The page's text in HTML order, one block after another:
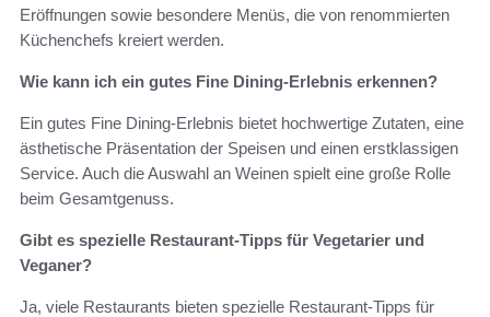
Eröffnungen sowie besondere Menüs, die von renommierten
Küchenchefs kreiert werden.
Wie kann ich ein gutes Fine Dining-Erlebnis erkennen?
Ein gutes Fine Dining-Erlebnis bietet hochwertige Zutaten, eine
ästhetische Präsentation der Speisen und einen erstklassigen
Service. Auch die Auswahl an Weinen spielt eine große Rolle
beim Gesamtgenuss.
Gibt es spezielle Restaurant-Tipps für Vegetarier und
Veganer?
Ja, viele Restaurants bieten spezielle Restaurant-Tipps für